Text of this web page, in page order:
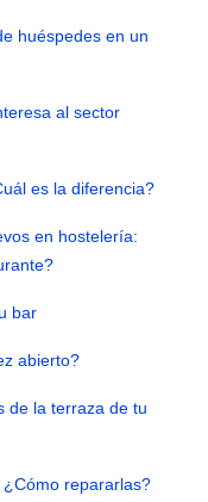
huéspedes en un
al sector
es la diferencia?
en hostelería:
bar
abierto?
de la terraza de tu
repararlas?